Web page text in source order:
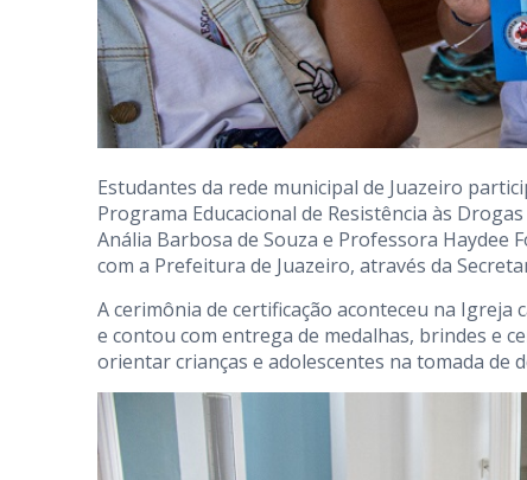
Estudantes da rede municipal de Juazeiro
Programa Educacional de Resistência às
Anália Barbosa de Souza e Professora Haydee
com a Prefeitura de Juazeiro, através da
A cerimônia de certificação aconteceu na Igreja
e contou com entrega de medalhas, brindes e
orientar crianças e adolescentes na tomada de